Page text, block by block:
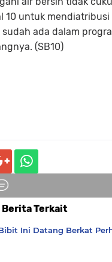
10 untuk
sudah ada dalam
(SB10)
Berita Terkait
Ini Datang Berkat